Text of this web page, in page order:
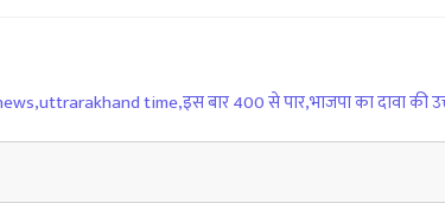
,uttrarakhand time,इस बार 400 से पार,भाजपा का दावा की